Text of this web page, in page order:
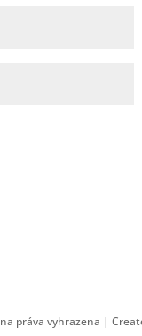
práva vyhrazena |